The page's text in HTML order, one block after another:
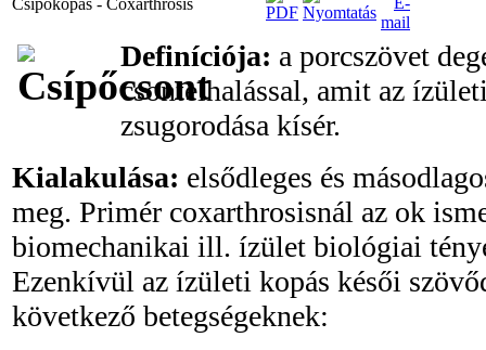
Csípőkopás - Coxarthrosis
Definíciója: a porcszövet
csontelhalással, amit az
zsugorodása kísér.
Kialakulása: elsődleges és
meg. Primér coxarthrosisnál az ok
biomechanikai ill. ízület biológiai
Ezenkívül az ízületi kopás késői
következő betegségeknek: